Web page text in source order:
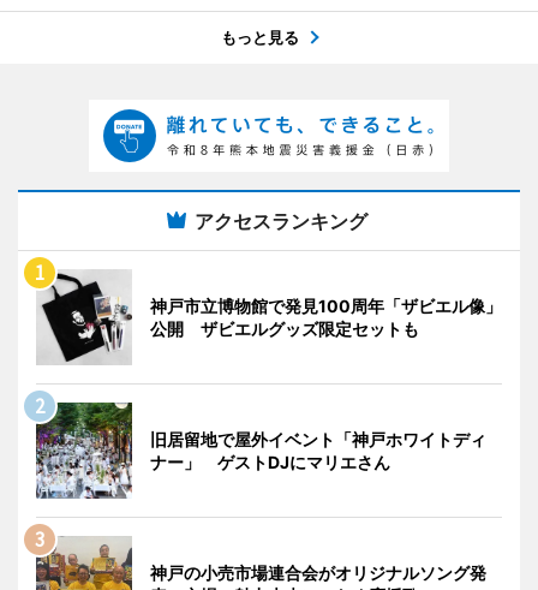
もっと見る
アクセスランキング
神戸市立博物館で発見100周年「ザビエル像」
公開 ザビエルグッズ限定セットも
旧居留地で屋外イベント「神戸ホワイトディ
ナー」 ゲストDJにマリエさん
神戸の小売市場連合会がオリジナルソング発